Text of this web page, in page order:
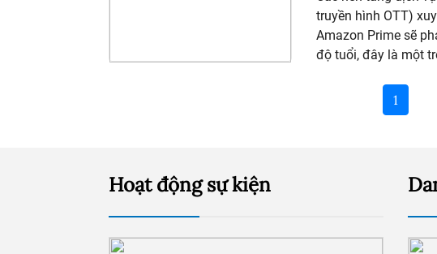
truyền hình OTT)
Amazon Prime sẽ
độ tuổi, đây là một
nội dung trên mạng
1
Hoạt động sự kiện